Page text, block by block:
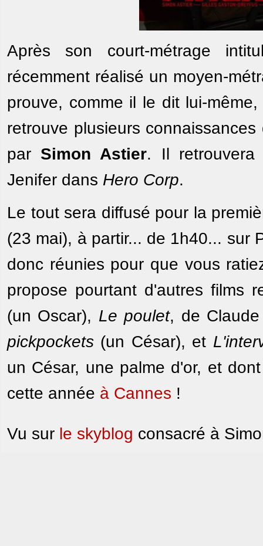
Après son court-métrage
récemment réalisé un moyen-
prouve, comme il le dit lui-
retrouve plusieurs
par Simon Astier. Il
Jenifer dans Hero Corp.
Le tout sera diffusé pour la
(23 mai), à partir... de 1h40... sur
donc réunies pour que vous
propose pourtant d'autres films
(un Oscar), Le poulet, de
pickpockets (un César), et
un César, une palme d'or, et
cette année à Cannes !
Vu sur le skyblog consacré à